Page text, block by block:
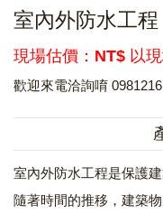
室內外防水工程
現場估價：NT$ 以
歡迎來電洽詢唷
室內外防水工程是保護
隨著時間的推移，建築